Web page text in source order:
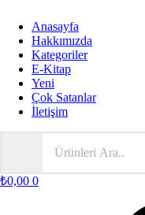
Anasayfa
Hakkımızda
Kategoriler
E-Kitap
Yeni
Çok Satanlar
İletişim
₺0,00 0